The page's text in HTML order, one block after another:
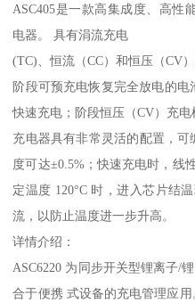
ASC405是一款高集成度、高性
电器。 具有涓流充电
(TC)、恒流（CC）和恒压（CV
阶段可预充电恢复完全放电的
快速充电；阶段恒压（CV）充
充电器具有非常灵活的配置，
度可达±0.5%；快速充电时，线
定温度 120°C 时，进入芯片结
流，以防止温度进一步升高。
详情介绍：
ASC6220 为同步开关型锂离子/
合于便携 式设备的充电管理应